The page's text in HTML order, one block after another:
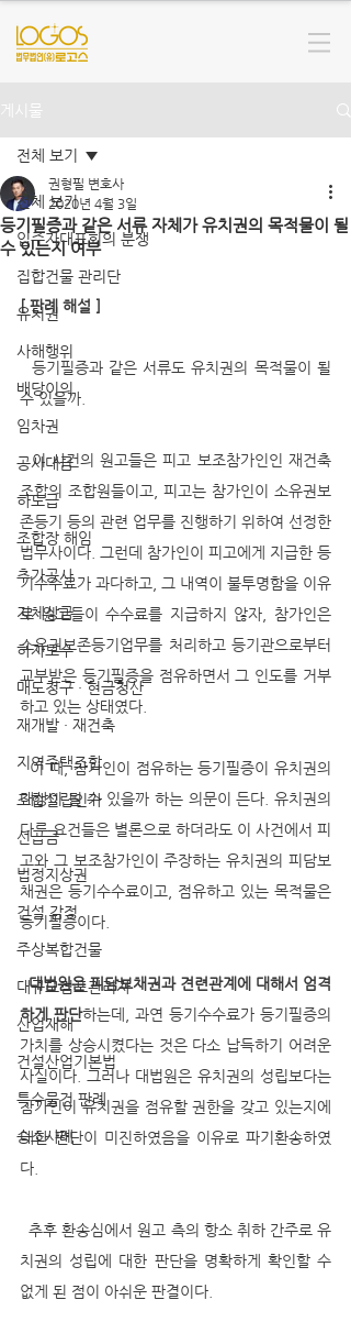
게시물
전체 보기
입주자대표회의 분쟁
집합건물 관리단
유치권
사해행위
배당이의
임차권
공사대금
하도급
조합장 해임
추가공사
지체상금
하자보수
매도청구 · 현금청산
재개발 · 재건축
지역주택조합
조합설립인가
선급금
법정지상권
건설 감정
주상복합건물
대규모점포관리자
산업재해
건설산업기본법
특수물건 판례
승소사례
전체 보기
등기필증과 같은 서류 자체가 유치권의 목적물이 될
수 있는지 여부
권형필 변호사
2020년 4월 3일
[ 판례 해설 ]
수 있을까.
  이 사건의 원고들은 피고 보조참가인인 재건축
조합의 조합원들이고, 피고는 참가인이 소유권보
존등기 등의 관련 업무를 진행하기 위하여 선정한
법무사이다. 그런데 참가인이 피고에게 지급한 등
기수수료가 과다하고, 그 내역이 불투명함을 이유
로 원고들이 수수료를 지급하지 않자, 참가인은
소유권보존등기업무를 처리하고 등기관으로부터
교부받은 등기필증을 점유하면서 그 인도를 거부
하고 있는 상태였다.
  이 때, 참가인이 점유하는 등기필증이 유치권의
대상이 될 수 있을까 하는 의문이 든다. 유치권의
다른 요건들은 별론으로 하더라도 이 사건에서 피
고와 그 보조참가인이 주장하는 유치권의 피담보
채권은 등기수수료이고, 점유하고 있는 목적물은
등기필증이다.
대법원은 피담보채권과 견련관계에 대해서 엄격
하게 판단하는데, 과연 등기수수료가 등기필증의
가치를 상승시켰다는 것은 다소 납득하기 어려운
사실이다. 그러나 대법원은 유치권의 성립보다는
참가인이 유치권을 점유할 권한을 갖고 있는지에
대한 판단이 미진하였음을 이유로 파기환송하였
다.
  추후 환송심에서 원고 측의 항소 취하 간주로 유
치권의 성립에 대한 판단을 명확하게 확인할 수
없게 된 점이 아쉬운 판결이다.